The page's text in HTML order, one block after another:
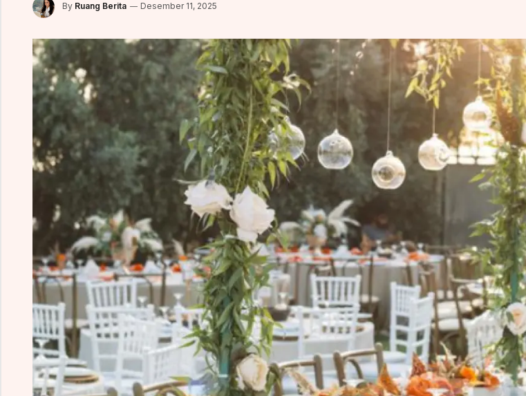
By Ruang Berita Desember 11, 2025